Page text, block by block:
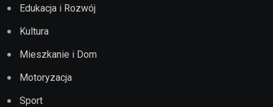
Edukacja i Rozwój
Kultura
Mieszkanie i Dom
Motoryzacja
Sport